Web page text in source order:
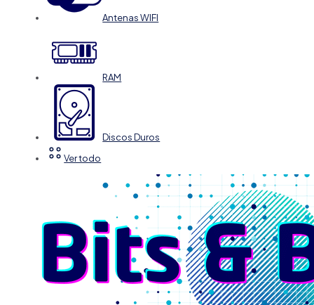
Antenas WIFI
RAM
Discos Duros
Ver todo